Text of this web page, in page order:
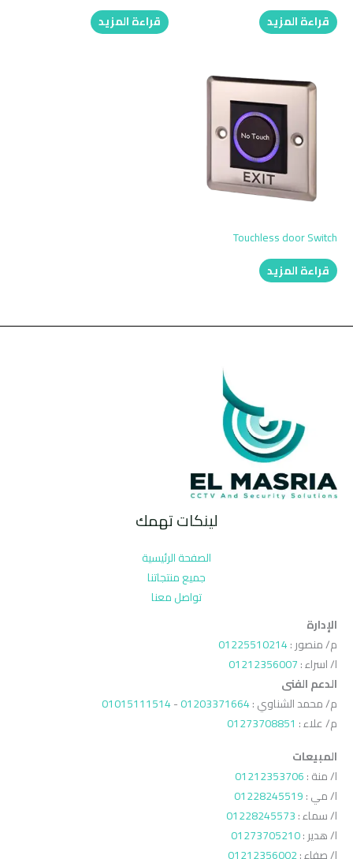
قراءة المزيد
قراءة المزيد
Touchless door Switch
قراءة المزيد
لينكات تهمك
الصفحة الرئيسية
جميع منتجاتنا
تواصل معنا
الإدارة
م/ منصور :01225510214
ا/ اسراء :01212356007
الدعم الفنى
م/ محمد الشناوي :01203371664
-
01015111514
م/ علاء : 01273708851
المبيعات
ا/ منة :01212353706
ا/ مي :01228245519
ا/ سماء :01228245573
ا/ هدير :01273705210